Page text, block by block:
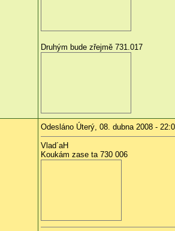
Druhým bude zřejmě 731.017
Odesláno Úterý, 08. dubna 2008 -
Vlad´aH
Koukám zase ta 730 006